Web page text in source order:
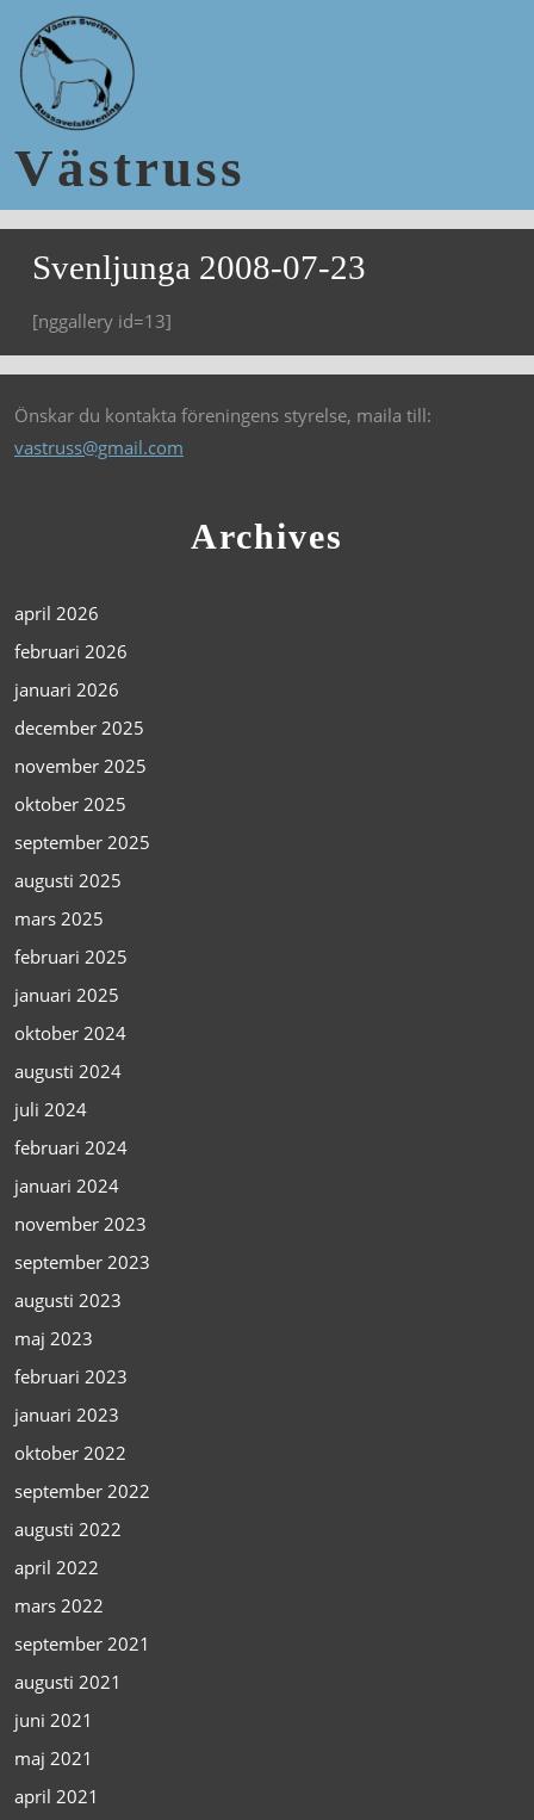
Västruss
Svenljunga 2008-07-23
[nggallery id=13]
Önskar du kontakta föreningens styrelse, maila till:
vastruss@gmail.com
Archives
april 2026
februari 2026
januari 2026
december 2025
november 2025
oktober 2025
september 2025
augusti 2025
mars 2025
februari 2025
januari 2025
oktober 2024
augusti 2024
juli 2024
februari 2024
januari 2024
november 2023
september 2023
augusti 2023
maj 2023
februari 2023
januari 2023
oktober 2022
september 2022
augusti 2022
april 2022
mars 2022
september 2021
augusti 2021
juni 2021
maj 2021
april 2021